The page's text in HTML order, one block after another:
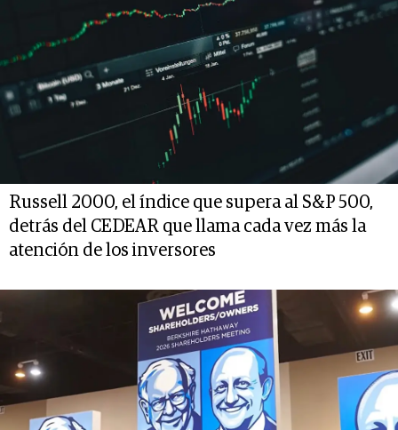
Russell 2000, el índice que supera al S&P 500,
detrás del CEDEAR que llama cada vez más la
atención de los inversores